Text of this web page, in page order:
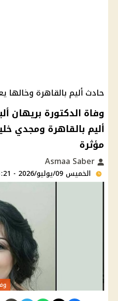
حادث أليم بالقاهرة وخالها
وفاة الدكتورة بريهان
أليم بالقاهرة ومجدي
مؤثرة
الخميس 09/يوليو/2026 - 01:21 م